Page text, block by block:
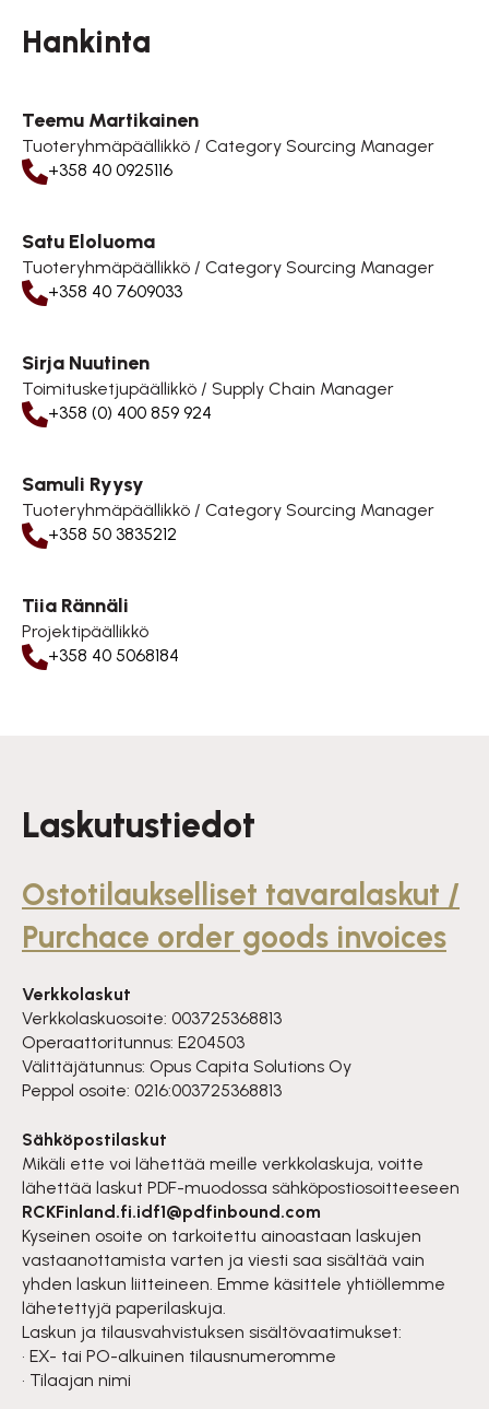
Hankinta
Teemu Martikainen
Tuoteryhmäpäällikkö / Category Sourcing Manager
+358 40 0925116
Satu Eloluoma
Tuoteryhmäpäällikkö / Category Sourcing Manager
+358 40 7609033
Sirja Nuutinen
Toimitusketjupäällikkö / Supply Chain Manager
+358 (0) 400 859 924
Samuli Ryysy
Tuoteryhmäpäällikkö / Category Sourcing Manager
+358 50 3835212
Tiia Rännäli
Projektipäällikkö
+358 40 5068184
Laskutustiedot
Ostotilaukselliset tavaralaskut /
Purchace order goods invoices
Verkkolaskut
Verkkolaskuosoite: 003725368813
Operaattoritunnus: E204503
Välittäjätunnus: Opus Capita Solutions Oy
Peppol osoite: 0216:003725368813
Sähköpostilaskut
Mikäli ette voi lähettää meille verkkolaskuja, voitte
lähettää laskut PDF-muodossa sähköpostiosoitteeseen
RCKFinland.fi.idf1@pdfinbound.com
Kyseinen osoite on tarkoitettu ainoastaan laskujen
vastaanottamista varten ja viesti saa sisältää vain
yhden laskun liitteineen. Emme käsittele yhtiöllemme
lähetettyjä paperilaskuja.
Laskun ja tilausvahvistuksen sisältövaatimukset:
• EX- tai PO-alkuinen tilausnumeromme
• Tilaajan nimi